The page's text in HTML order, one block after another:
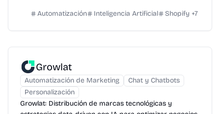
Automatización Inteligencia Artificial Shopify +7
Growlat
Automatización de Marketing
Chat y Chatbots
Personalización
Growlat: Distribución de marcas tecnológicas y